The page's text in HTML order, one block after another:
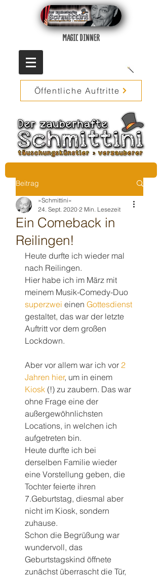
MAGIC DINNER
Öffentliche Auftritte
Beitrag
Ein Comeback in
Reilingen!
»Schmittini«
24. Sept. 2020 2 Min. Lesezeit
Heute durfte ich wieder mal
nach Reilingen.
Hier habe ich im März mit
meinem Musik-Comedy-Duo
superzwei einen Gottesdienst
gestaltet, das war der letzte
Auftritt vor dem großen
Lockdown.
Aber vor allem war ich vor 2
Jahren hier, um in einem
Kiosk (!) zu zaubern. Das war
ohne Frage eine der
außergewöhnlichsten
Locations, in welchen ich
aufgetreten bin.
Heute durfte ich bei
derselben Familie wieder
eine Vorstellung geben, die
Tochter feierte ihren
7.Geburtstag, diesmal aber
nicht im Kiosk, sondern
zuhause.
Schon die Begrüßung war
wundervoll, das
Geburtstagskind öffnete
zunächst überrascht die Tür,